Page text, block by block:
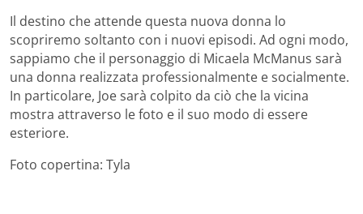
Il destino che attende questa nuova donna lo
scopriremo soltanto con i nuovi episodi. Ad ogni modo,
sappiamo che il personaggio di Micaela McManus sarà
una donna realizzata professionalmente e socialmente.
In particolare, Joe sarà colpito da ciò che la vicina
mostra attraverso le foto e il suo modo di essere
esteriore.
Foto copertina: Tyla